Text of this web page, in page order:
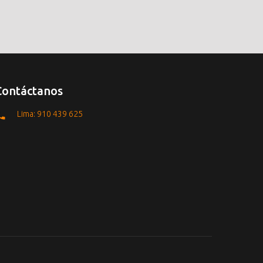
Lima: 910 439 625